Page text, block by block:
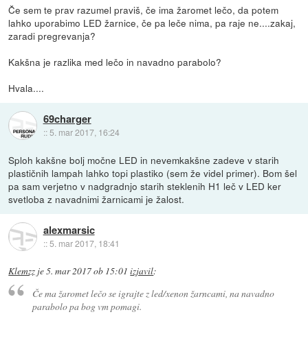
Če sem te prav razumel praviš, če ima žaromet lečo, da potem
lahko uporabimo LED žarnice, če pa leče nima, pa raje ne....zakaj,
zaradi pregrevanja?
Kakšna je razlika med lečo in navadno parabolo?
Hvala....
69charger
:: 5. mar 2017, 16:24
Sploh kakšne bolj močne LED in nevemkakšne zadeve v starih
plastičnih lampah lahko topi plastiko (sem že videl primer). Bom šel
pa sam verjetno v nadgradnjo starih steklenih H1 leč v LED ker
svetloba z navadnimi žarnicami je žalost.
alexmarsic
::5. mar 2017, 18:41
Klemzz je5. mar 2017 ob 15:01 izjavil:
Če ma žaromet lečo se igrajte z led/xenon žarncami, na navadno
parabolo pa bog vm pomagi.